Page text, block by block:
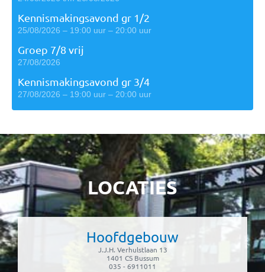
Kennismakingsavond gr 1/2
25/08/2026 – 19:00 uur – 20:00 uur
Groep 7/8 vrij
27/08/2026
Kennismakingsavond gr 3/4
27/08/2026 – 19:00 uur – 20:00 uur
LOCATIES
Hoofdgebouw
J.J.H. Verhulstlaan 13
1401 CS Bussum
035 - 6911011